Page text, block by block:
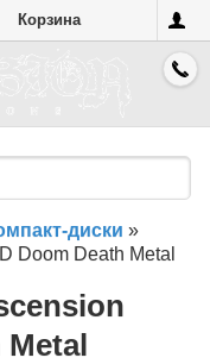
Корзина
диски »
Doom Death Metal